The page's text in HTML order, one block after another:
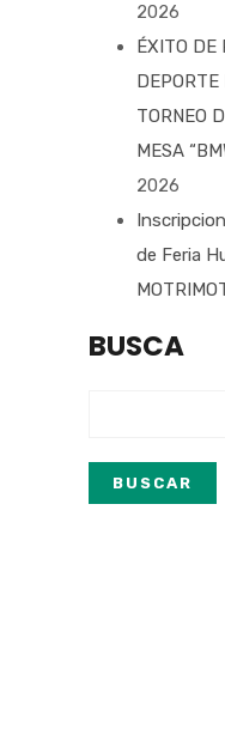
2026
ÉXITO DE
DEPORTE
TORNEO
MESA
2026
de Feria
BUSCA